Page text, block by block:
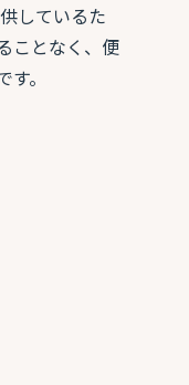
しているた
ことなく、便
。